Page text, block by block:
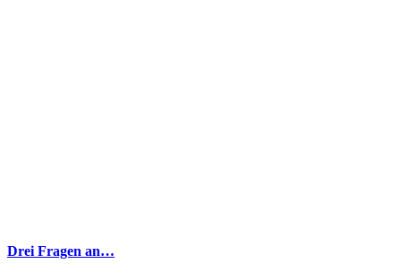
Drei Fragen an…